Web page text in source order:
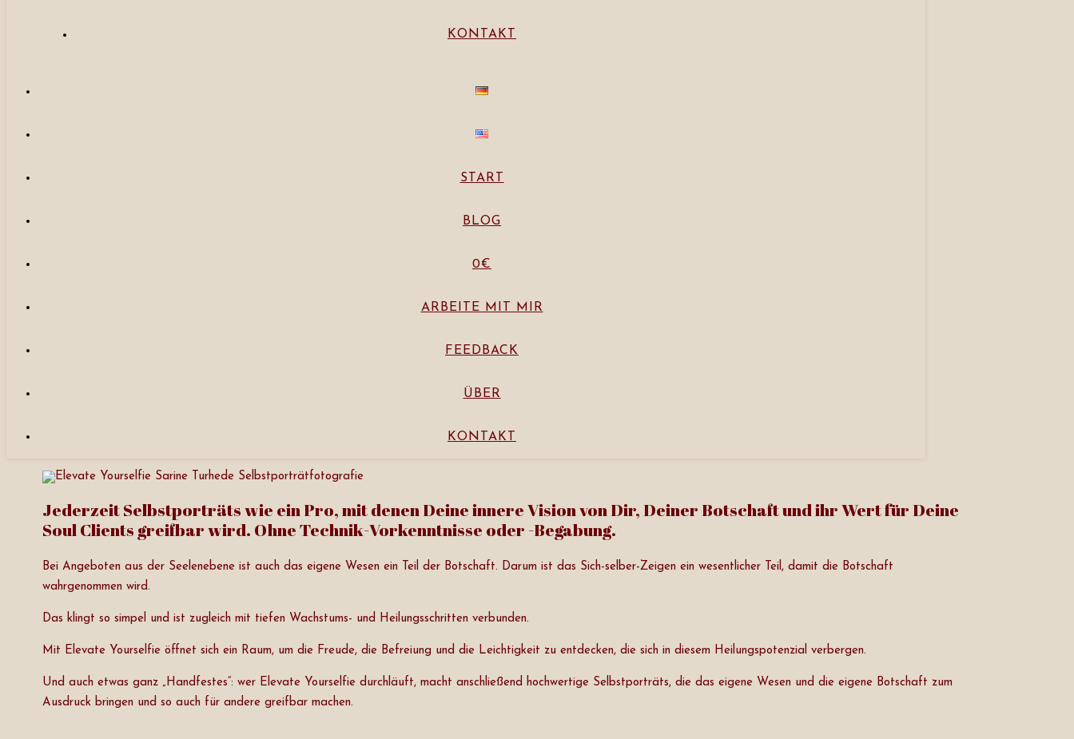
KONTAKT
START
BLOG
0€
ARBEITE MIT MIR
FEEDBACK
ÜBER
KONTAKT
Jederzeit Selbstporträts wie ein Pro, mit denen Deine innere Vision von Dir, Deiner Botschaft und ihr Wert für Deine
Soul Clients greifbar wird. Ohne Technik-Vorkenntnisse oder -Begabung.
Bei Angeboten aus der Seelenebene ist auch das eigene Wesen ein Teil der Botschaft. Darum ist das Sich-selber-Zeigen ein wesentlicher Teil, damit die Botschaft
wahrgenommen wird.
Das klingt so simpel und ist zugleich mit tiefen Wachstums- und Heilungsschritten verbunden.
Mit Elevate Yourselfie öffnet sich ein Raum, um die Freude, die Befreiung und die Leichtigkeit zu entdecken, die sich in diesem Heilungspotenzial verbergen.
Und auch etwas ganz „Handfestes“: wer Elevate Yourselfie durchläuft, macht anschließend hochwertige Selbstporträts, die das eigene Wesen und die eigene Botschaft zum
Ausdruck bringen und so auch für andere greifbar machen.